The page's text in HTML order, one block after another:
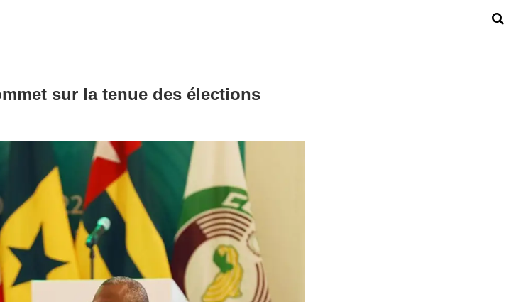
sur la tenue des élections